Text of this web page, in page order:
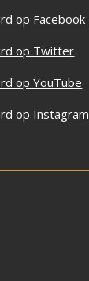
op Facebook
op Twitter
op YouTube
op Instagram